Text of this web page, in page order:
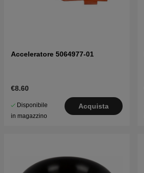
Acceleratore 5064977-01
€8.60
Disponibile
in magazzino
Acquista